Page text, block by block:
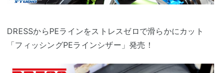
DRESSからPEラインをストレスゼロで滑らかにカット
「フィッシングPEラインシザー」発売！